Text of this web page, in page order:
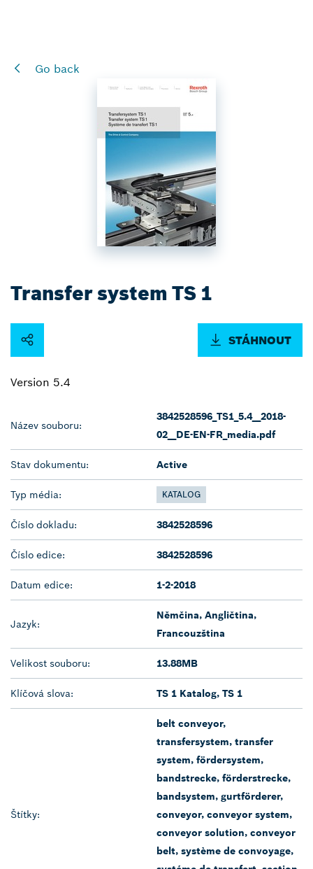
Go back
Transfer system TS 1
STÁHNOUT
Version 5.4
Název souboru:
3842528596_TS1_5.4__2018-
02__DE-EN-FR_media.pdf
Stav dokumentu: Active
Typ média: KATALOG
Číslo dokladu: 3842528596
Číslo edice: 3842528596
Datum edice: 1-2-2018
Jazyk:
Němčina, Angličtina,
Francouzština
Velikost souboru: 13.88MB
Klíčová slova: TS 1 Katalog, TS 1
Štítky:
belt conveyor,
transfersystem, transfer
system, fördersystem,
bandstrecke, förderstrecke,
bandsystem, gurtförderer,
conveyor, conveyor system,
conveyor solution, conveyor
belt, système de convoyage,